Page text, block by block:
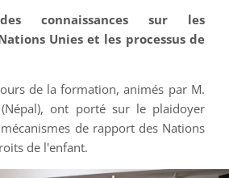
connaissances sur les
Unies et les processus de
de la formation, animés par M.
ont porté sur le plaidoyer
de rapport des Nations
de l'enfant.